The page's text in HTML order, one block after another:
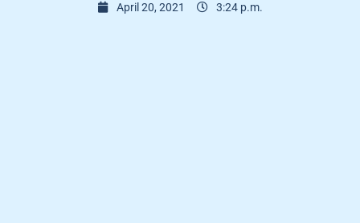
April 20, 2021 3:24 p.m.